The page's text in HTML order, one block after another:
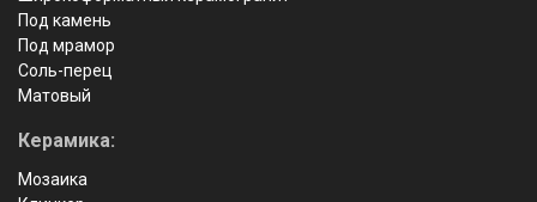
Под камень
Под мрамор
Соль-перец
Матовый
Керамика:
Мозаика